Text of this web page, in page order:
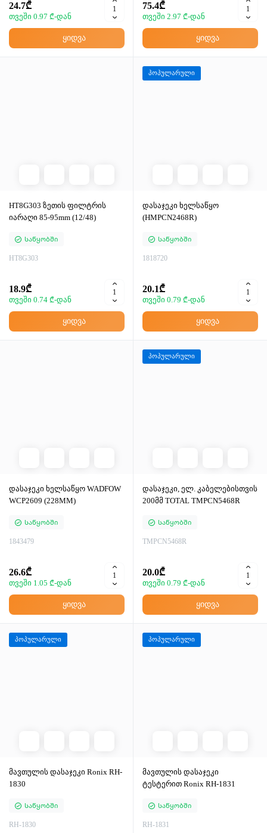
24.7₾
თვეში 0.97 ₾-დან
ყიდვა
75.4₾
თვეში 2.97 ₾-დან
ყიდვა
HT8G303 ზეთის ფილტრის
იარაღი 85-95mm (12/48)
Საწყობში
HT8G303
18.9₾
თვეში 0.74 ₾-დან
ყიდვა
პოპულარული
დასაჯეკი ხელსაწყო
(HMPCN2468R)
Საწყობში
1818720
20.1₾
თვეში 0.79 ₾-დან
ყიდვა
დასაჯეკი ხელსაწყო WADFOW
WCP2609 (228MM)
Საწყობში
1843479
26.6₾
თვეში 1.05 ₾-დან
ყიდვა
პოპულარული
დასაჯეკი, ელ. კაბელებისთვის
200მმ TOTAL TMPCN5468R
Საწყობში
TMPCN5468R
20.0₾
თვეში 0.79 ₾-დან
ყიდვა
პოპულარული
მავთულის დასაჯეკი Ronix RH-
1830
Საწყობში
RH-1830
პოპულარული
მავთულის დასაჯეკი
ტესტერით Ronix RH-1831
Საწყობში
RH-1831